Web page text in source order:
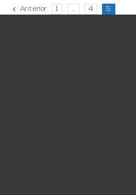
Anterior 1 … 4 5